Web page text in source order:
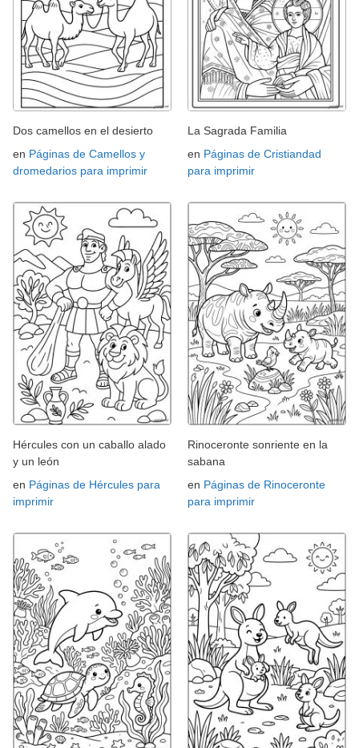
Dos camellos en el desierto
en Páginas de Camellos y
dromedarios para imprimir
La Sagrada Familia
en Páginas de Cristiandad
para imprimir
Hércules con un caballo alado
y un león
en Páginas de Hércules para
imprimir
Rinoceronte sonriente en la
sabana
en Páginas de Rinoceronte
para imprimir